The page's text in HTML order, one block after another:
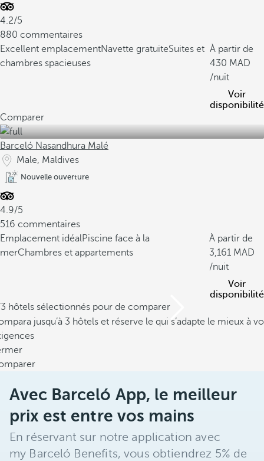
4.2/5
880 commentaires
Excellent emplacementNavette gratuiteSuites et
chambres spacieuses
À partir de
430
/nuit
Voir
disponibilité
Comparer
Barceló Nasandhura Malé
Male, Maldives
Nouvelle ouverture
4.9/5
516 commentaires
Emplacement idéalPiscine face à la
merChambres et appartements
À partir de
3,161
/nuit
Voir
disponibilité
hôtels sélectionnés pour de comparer
jusqu’à 3 hôtels et réserve le qui s’adapte le mieux à
Avec Barceló App, le meilleur
prix est entre vos mains
En réservant sur notre application avec
my Barceló Benefits, vous obtiendrez 5% de